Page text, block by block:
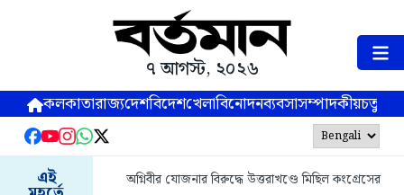
৭ আগস্ট, ২০২৬
কলকাতারাজ্যদেশবিদেশখেলাবিনোদনব্যবসাসম্পাদকীয়
এই অগ্নিবীর যোজনার বিরুদ্ধে উত্তরাখণ্ডে মিছিল কংগ্রেসের